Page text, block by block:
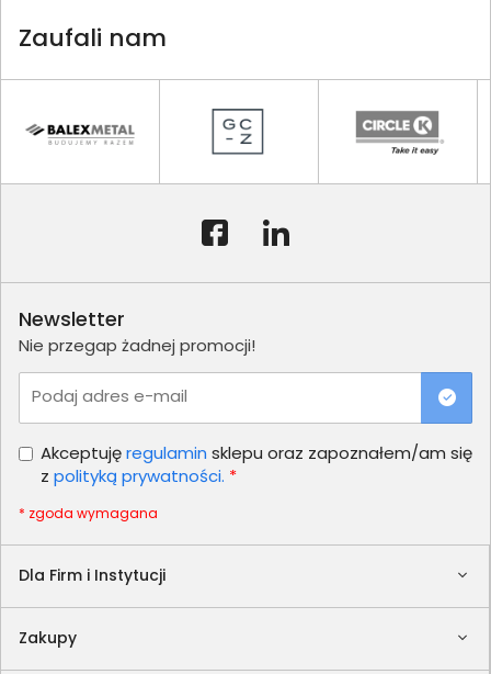
Zaufali nam
Dla Firm i Instytucji
Zakupy
Newsletter
Nie przegap żadnej promocji!
Podaj adres e-mail
Akceptujęregulamin sklepu oraz zapoznałem/am się
z polityką prywatności. *
* zgoda wymagana